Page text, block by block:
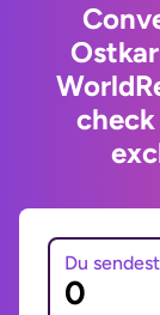
Du sendest